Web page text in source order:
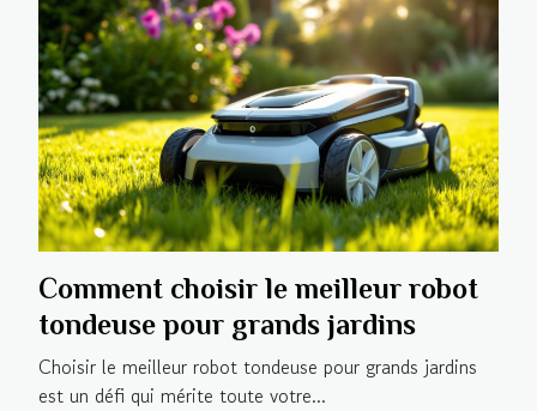
Comment choisir le meilleur robot
tondeuse pour grands jardins
Choisir le meilleur robot tondeuse pour grands jardins
est un défi qui mérite toute votre...